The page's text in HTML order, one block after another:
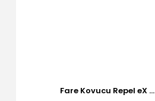
Fare Kovucu Repel eX ...